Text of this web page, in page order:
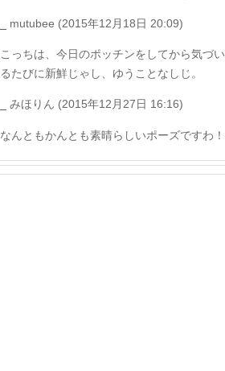
mutubee (2015年12月18日 20:09)
こっちは、今日のポッチンをしてから気づ
るたびに新鮮じゃし、ゆうことなしじ。
みほりん (2015年12月27日 16:16)
なんともかんとも素晴らしいポーズですわ